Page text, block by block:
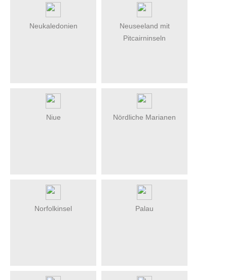
Neukaledonien
Neuseeland mit
Pitcairninseln
Niue Nördliche Marianen
Norfolkinsel Palau